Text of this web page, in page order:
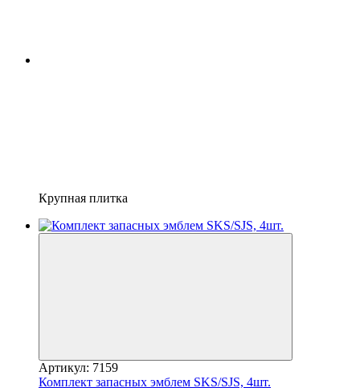
Крупная плитка
Артикул: 7159
Комплект запасных эмблем SKS/SJS, 4шт.